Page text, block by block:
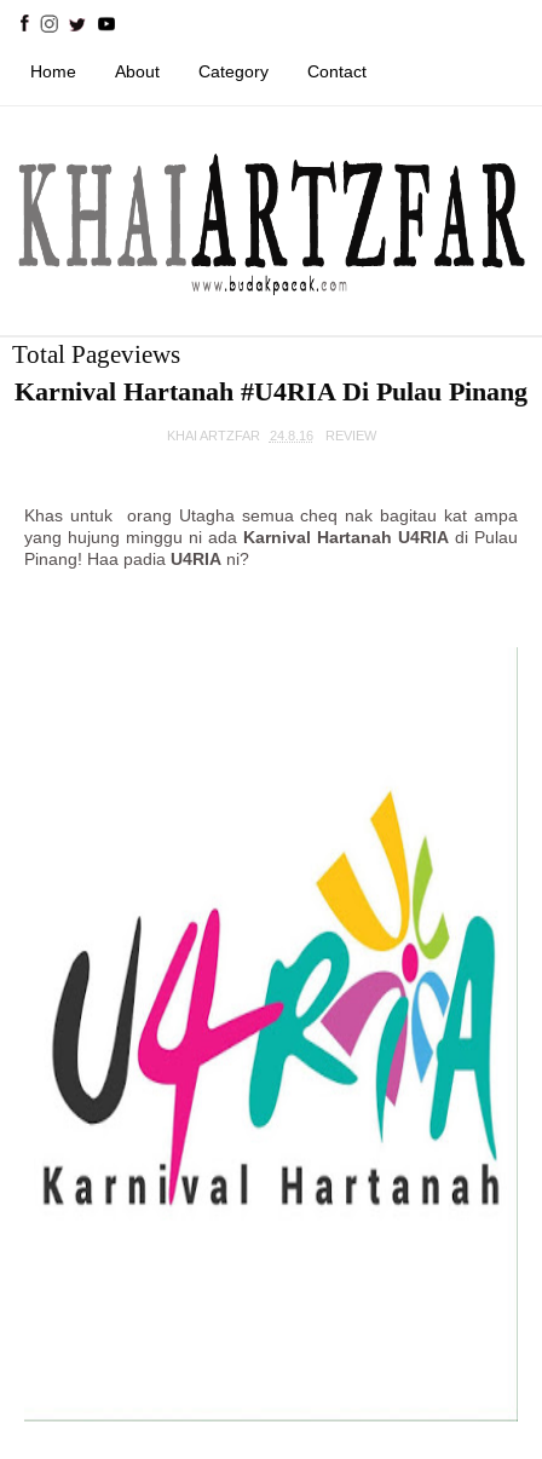
Home About Category Contact
Total Pageviews
Karnival Hartanah #U4RIA Di Pulau Pinang
KHAI ARTZFAR 24.8.16 REVIEW
Khas untuk orang Utagha semua cheq nak bagitau kat ampa
yang hujung minggu ni ada Karnival Hartanah U4RIA di Pulau
Pinang! Haa padia U4RIA ni?